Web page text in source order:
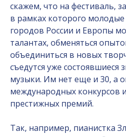
скажем, что на фестиваль,
в рамках которого
городов России и Европы
талантах, обменяться
объединиться в новых
съедутся уже состоявшиеся
музыки. Им нет еще и 30, а
международных конкурсов
престижных премий.
Так, например, пианистка